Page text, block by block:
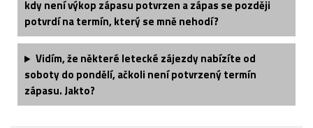
kdy není výkop zápasu potvrzen a zápas se později
potvrdí na termín, který se mně nehodí?
Vidím, že některé letecké zájezdy nabízíte od
soboty do pondělí, ačkoli není potvrzený termín
zápasu. Jakto?